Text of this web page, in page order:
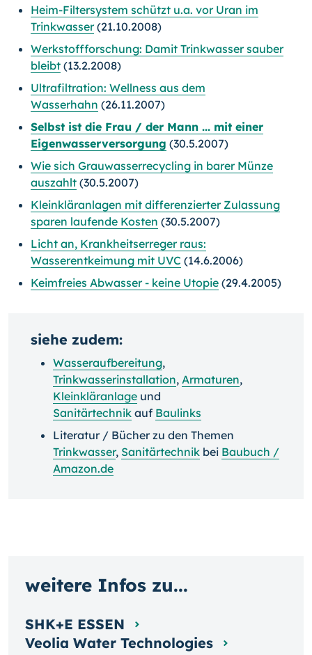
Heim-Filtersystem schützt u.a. vor Uran im
Trinkwasser(21.10.2008)
Werkstoffforschung: Damit Trinkwasser sauber
bleibt (13.2.2008)
Ultrafiltration: Wellness aus dem
Wasserhahn (26.11.2007)
Selbst ist die Frau / der Mann ... mit einer
Eigenwasserversorgung (30.5.2007)
Wie sich Grauwasserrecycling in barer Münze
auszahlt (30.5.2007)
Kleinkläranlagen mit differenzierter Zulassung
sparen laufende Kosten (30.5.2007)
Licht an, Krankheitserreger raus:
Wasserentkeimung mit UVC (14.6.2006)
Keimfreies Abwasser - keine Utopie (29.4.2005)
siehe zudem:
Wasseraufbereitung,
Trinkwasserinstallation, Armaturen,
Kleinkläranlage und
Sanitärtechnik auf Baulinks
Literatur / Bücher zu den Themen
Trinkwasser, Sanitärtechnik bei Baubuch /
Amazon.de
weitere Infos zu...
SHK+E ESSEN
Veolia Water Technologies